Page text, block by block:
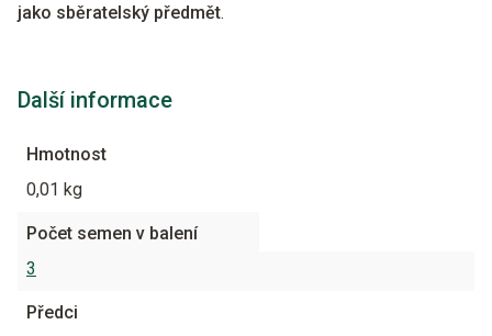
jako sběratelský předmět.
Další informace
Hmotnost
0,01 kg
Počet semen v balení
3
Předci